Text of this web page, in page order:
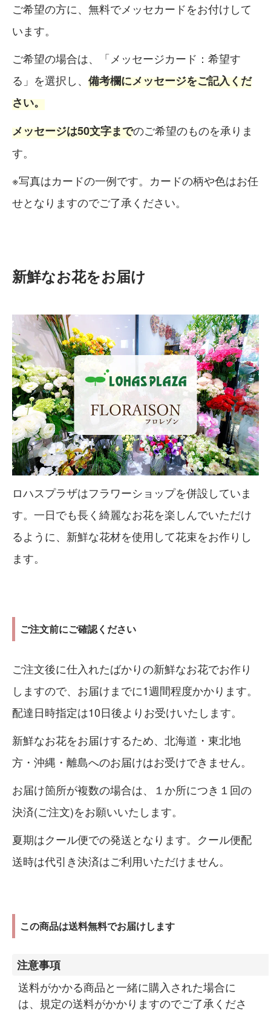
ご希望の方に、無料でメッセカードをお付けして
います。
ご希望の場合は、「メッセージカード：希望す
る」を選択し、 備考欄にメッセージをご記入くだ
さい。
メッセージは50文字までのご希望のものを承りま
す。
※写真はカードの一例です。カードの柄や色はお任
せとなりますのでご了承ください。
新鮮なお花をお届け
ロハスプラザはフラワーショップを併設していま
す。一日でも長く綺麗なお花を楽しんでいただけ
るように、新鮮な花材を使用して花束をお作りし
ます。
ご注文前にご確認ください
ご注文後に仕入れたばかりの新鮮なお花でお作り
しますので、お届けまでに1週間程度かかります。
配達日時指定は10日後よりお受けいたします。
新鮮なお花をお届けするため、北海道・東北地
方・沖縄・離島へのお届けはお受けできません。
お届け箇所が複数の場合は、１か所につき１回の
決済(ご注文)をお願いいたします。
夏期はクール便での発送となります。クール便配
送時は代引き決済はご利用いただけません。
この商品は送料無料でお届けします
注意事項
送料がかかる商品と一緒に購入された場合に
は、規定の送料がかかりますのでご了承くださ